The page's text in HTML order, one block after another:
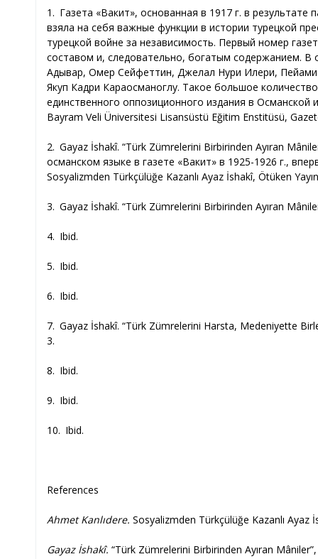
1. Газета «Вакит», основанная в 1917 г. в
взяла на себя важные функции в истории турецкой
турецкой войне за независимость. Первый номер
составом и, следовательно, богатым содержанием. В
Адывар, Омер Сейфеттин, Джелал Нури Илери, Пейами
Якуп Кадри Караосманоглу. Такое большое
единственного оппозиционного издания в Османской
Bayram Veli Üniversitesi Lisansüstü Eğitim Enstitüsü,
2. Gayaz İshakî. “Türk Zümrelerini Birbirinden Ayıran
османском языке в газете «Вакит» в 1925-1926 г.,
Sosyalizmden Türkçülüğe Kazanlı Ayaz İshakî, Ötüken
3. Gayaz İshakî. “Türk Zümrelerini Birbirinden Ayıran
4. Ibid.
5. Ibid.
6. Ibid.
7. Gayaz İshakî. “Türk Zümrelerini Harsta, Medeniyette
3.
8. Ibid.
9. Ibid.
10. Ibid.
References
Ahmet Kanlıdere. Sosyalizmden Türkçülüğe Kazanlı Ayaz
Gayaz İshakî. “Türk Zümrelerini Birbirinden Ayıran